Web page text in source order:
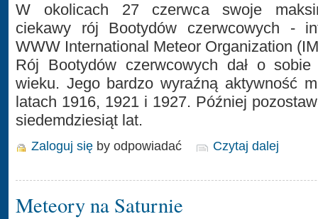
W okolicach 27 czerwca swoje
ciekawy rój Bootydów czerwcowych -
WWW International Meteor Organization
Rój Bootydów czerwcowych dał o
wieku. Jego bardzo wyraźną aktywność
latach 1916, 1921 i 1927. Później
siedemdziesiąt lat.
Zaloguj się by odpowiadać Czytaj dalej
Meteory na Saturnie